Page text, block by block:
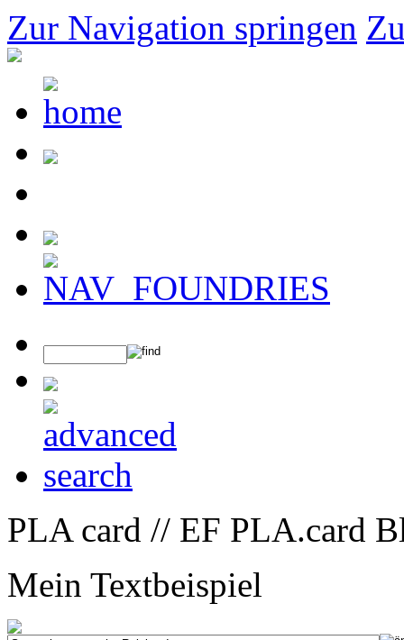
Zur Navigation springen
PLA card // EF PLA.card
Mein Textbeispiel